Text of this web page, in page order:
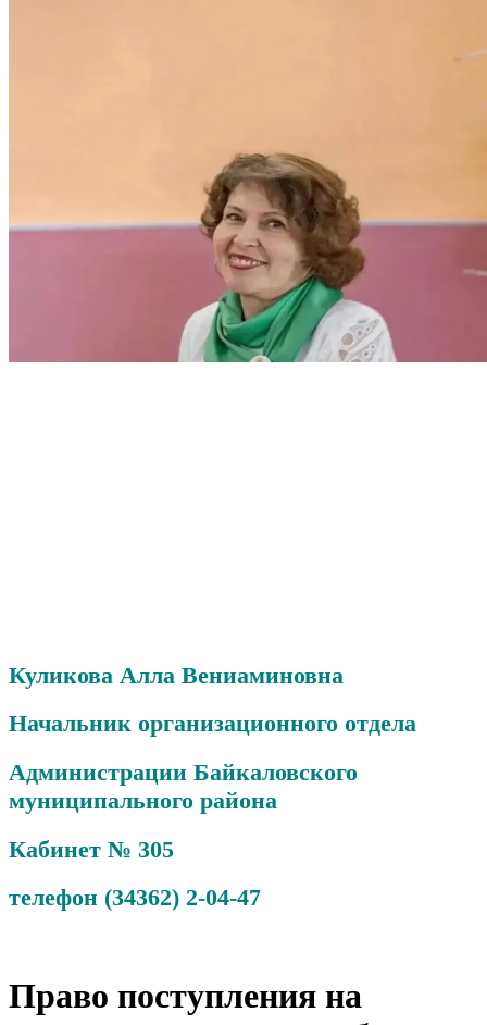
Куликова Алла Вениаминовна
Начальник организационного отдела
Администрации Байкаловского
муниципального района
Кабинет № 305
телефон (34362) 2-04-47
Право поступления на